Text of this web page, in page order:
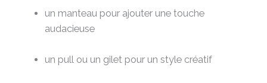
un manteau pour ajouter une touche
audacieuse
un pull ou un gilet pour un style créatif